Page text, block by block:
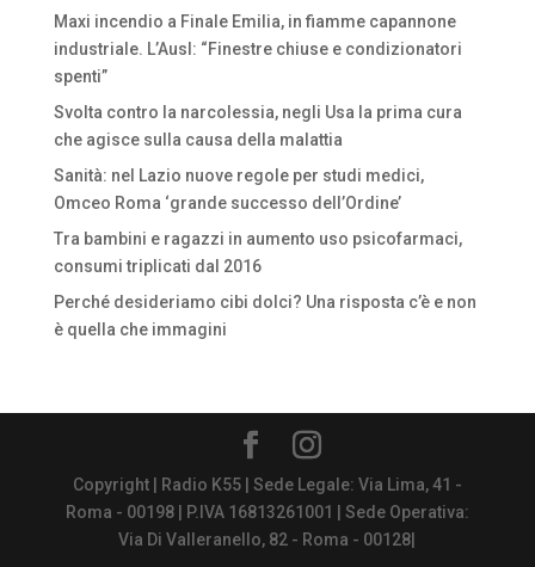
Maxi incendio a Finale Emilia, in fiamme capannone
industriale. L’Ausl: “Finestre chiuse e condizionatori
spenti”
Svolta contro la narcolessia, negli Usa la prima cura
che agisce sulla causa della malattia
Sanità: nel Lazio nuove regole per studi medici,
Omceo Roma ‘grande successo dell’Ordine’
Tra bambini e ragazzi in aumento uso psicofarmaci,
consumi triplicati dal 2016
Perché desideriamo cibi dolci? Una risposta c’è e non
è quella che immagini
Copyright | Radio K55 | Sede Legale: Via Lima, 41 -
Roma - 00198 | P.IVA 16813261001 | Sede Operativa:
Via Di Valleranello, 82 - Roma - 00128|